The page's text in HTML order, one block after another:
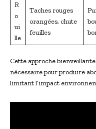
R
o
ui
lle
Taches rouges
orangées, chute
feuilles
Cette approche
nécessaire pour produire
limitant l’impact